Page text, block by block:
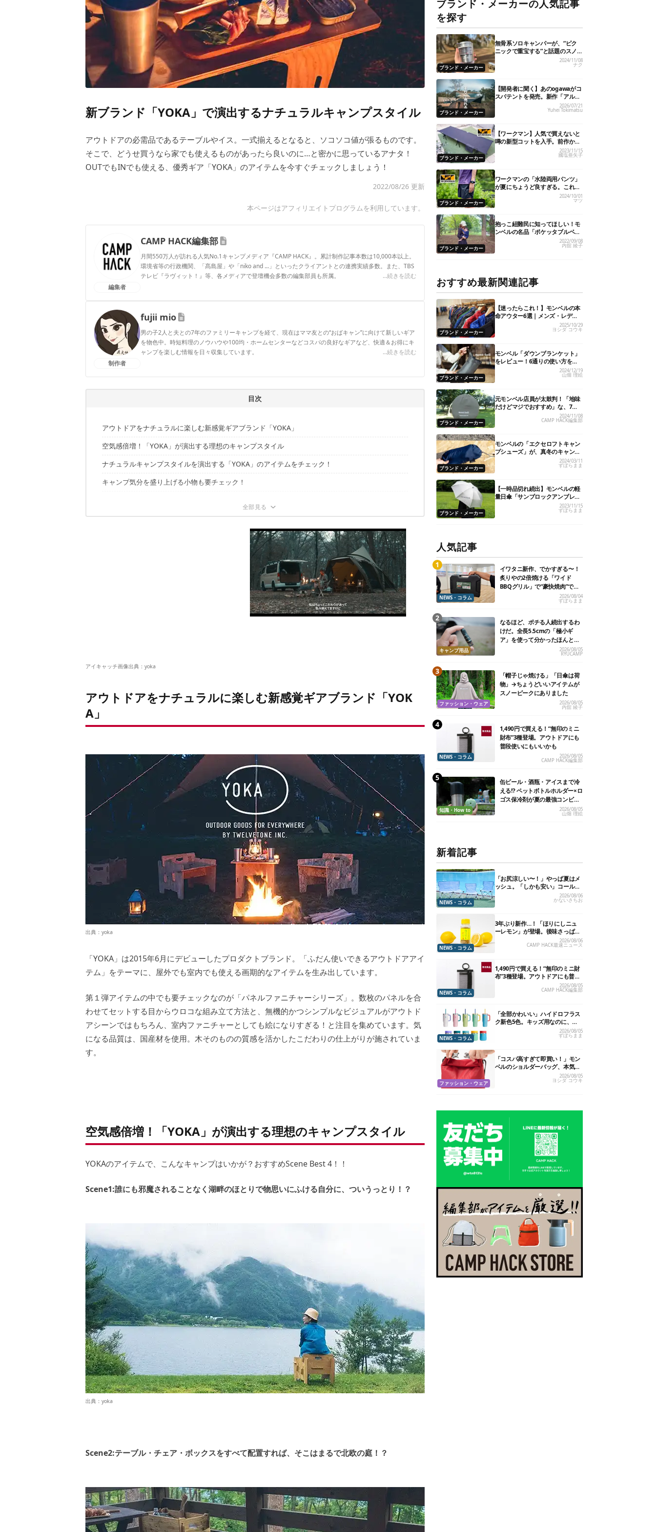
新ブランド「YOKA」で演出するナチュラルキャンプスタイル
アウトドアの必需品であるテーブルやイス。一式揃えるとなると、ソコソコ値が張るものです。
そこで、どうせ買うなら家でも使えるものがあったら良いのに…と密かに思っているアナタ！
OUTでもINでも使える、優秀ギア「YOKA」のアイテムを今すぐチェックしましょう！
2022/08/26 更新
本ページはアフィリエイトプログラムを利用しています。
編集者
CAMP HACK編集部
月間550万人が訪れる人気No.1キャンプメディア『CAMP HACK』。累計制作記事本数は10,000本以上。
環境省等の行政機関、「髙島屋」や「niko and ...」といったクライアントとの連携実績多数。また、TBS
テレビ『ラヴィット！』等、各メディアで登壇機会多数の編集部員も所属。
...続きを読む
制作者
fujii mio
男の子2人と夫との7年のファミリーキャンプを経て、現在はママ友との“おばキャン”に向けて新しいギア
を物色中。時短料理のノウハウや100均・ホームセンターなどコスパの良好なギアなど、快適＆お得にキ
ャンプを楽しむ情報を日々収集しています。
...続きを読む
目次
アウトドアをナチュラルに楽しむ新感覚ギアブランド「YOKA」
空気感倍増！「YOKA」が演出する理想のキャンプスタイル
ナチュラルキャンプスタイルを演出する「YOKA」のアイテムをチェック！
キャンプ気分を盛り上げる小物も要チェック！
アイキャッチ画像出典： yoka
アウトドアをナチュラルに楽しむ新感覚ギアブランド「YOK
A」
出典： yoka
「YOKA」は2015年6月にデビューしたプロダクトブランド。「ふだん使いできるアウトドアアイ
テム」をテーマに、屋外でも室内でも使える画期的なアイテムを生み出しています。
第１弾アイテムの中でも要チェックなのが「パネルファニチャーシリーズ」。数枚のパネルを合
わせてセットする目からウロコな組み立て方法と、無機的かつシンプルなビジュアルがアウトド
アシーンではもちろん、室内ファニチャーとしても絵になりすぎる！と注目を集めています。気
になる品質は、国産材を使用。木そのものの質感を活かしたこだわりの仕上がりが施されていま
す。
空気感倍増！「YOKA」が演出する理想のキャンプスタイル
YOKAのアイテムで、こんなキャンプはいかが？おすすめScene Best 4！！
Scene1:誰にも邪魔されることなく湖畔のほとりで物思いにふける自分に、ついうっとり！？
出典： yoka
Scene2:テーブル・チェア・ボックスをすべて配置すれば、そこはまるで北欧の庭！？
ブランド・メーカーの人気記事
を探す
ブランド・メーカー
無骨系ソロキャンパーが、“ピク
ニックで重宝する”と話題のスノ
ーピーク「サヨウ」を使ってみた
ら…
2024/11/08
ナク
ブランド・メーカー
【開発者に聞く】あのogawaがコ
スパテントを発売。新作「アルテ
ミス」が即完売したワケ
2026/07/21
Yuhei Tokimatsu
ブランド・メーカー
【ワークマン】人気で買えないと
噂の新型コットを入手。前作から
超進化したコスパの良さに脱帽で
す
2023/11/15
國塩亜矢子
ブランド・メーカー
ワークマンの「水陸両用パンツ」
が夏にちょうど良すぎる。これで
1,900円ってどゆこと…
2024/10/01
マツ
ブランド・メーカー
抱っこ紐難民に知ってほしい！モ
ンベルの名品「ポケッタブルベビ
ーキャリア」が全パパママにおす
2022/09/08
内舘 綾子
おすすめ最新関連記事
ブランド・メーカー
【迷ったらこれ！】モンベルの本
命アウター6選｜メンズ・レディ
2025/10/29
ヨシダ コウキ
ブランド・メーカー
モンベル「ダウンブランケット」
をレビュー！6通りの使い方を試
してみた
2024/12/19
山畑 理絵
ブランド・メーカー
元モンベル店員が太鼓判！「地味
だけどマジでおすすめ」な、7つ
の隠れた名品
2024/11/08
CAMP HACK編集部
ブランド・メーカー
モンベルの「エクセロフトキャン
プシューズ」が、真冬のキャンプ
に心強い！
2024/03/11
ずぼらまま
ブランド・メーカー
【一時品切れ続出】モンベルの軽
量日傘「サンブロックアンブレ
ラ」シリーズが最高。見つけたら
即買い必至かも！
2023/11/15
ずぼらまま
人気記事
NEWS・コラム
イワタニ新作、でかすぎる〜！
炙りやの2倍焼ける「ワイド
BBQグリル」で“豪快焼肉”でき
2026/08/04
ずぼらまま
キャンプ用品
なるほど、ポチる人続出するわ
けだ。全長5.5cmの「極小ギ
ア」を使って分かったほんとの
2026/08/05
RYUCAMP
ファッション・ウェア
「帽子じゃ焼ける」「日傘は荷
物」→ちょうどいいアイテムが
スノーピークにありました
2026/08/05
内舘 綾子
NEWS・コラム
1,490円で買える！“無印のミニ
財布”3種登場。アウトドアにも
普段使いにもいいかも
2026/08/05
CAMP HACK編集部
知識・How to
缶ビール・酒瓶・アイスまで冷
える!? ペットボトルホルダー×ロ
ゴス保冷剤が夏の最強コンビだ
2026/08/05
山畑 理絵
新着記事
NEWS・コラム
「お尻涼しい〜！」やっぱ夏はメ
ッシュ。「しかも安い」コールマ
ン今年の新作は、カラーもさわや
かです
2026/08/06
かないさちお
NEWS・コラム
3年ぶり新作…！「ほりにしニュ
ーレモン」が登場。後味さっぱり
の万能スパイス！【8月21日発
2026/08/06
CAMP HACK最速ニュース
NEWS・コラム
1,490円で買える！“無印のミニ財
布”3種登場。アウトドアにも普段
2026/08/05
CAMP HACK編集部
NEWS・コラム
「全部かわいい」ハイドロフラス
ク新色5色。キッズ用なのに、大
2026/08/05
ずぼらまま
ファッション・ウェア
「コスパ高すぎて即買い！」モン
ベルのショルダーバッグ、本気で
2026/08/05
ヨシダ コウキ